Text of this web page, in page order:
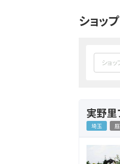
ショッ
実野里
埼玉